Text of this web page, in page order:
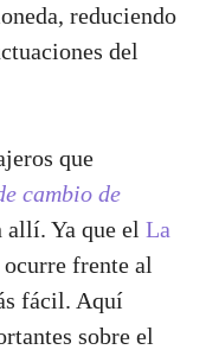
reduciendo
del
que
cambio de
allí. Ya que el La
frente al
fácil. Aquí
sobre el